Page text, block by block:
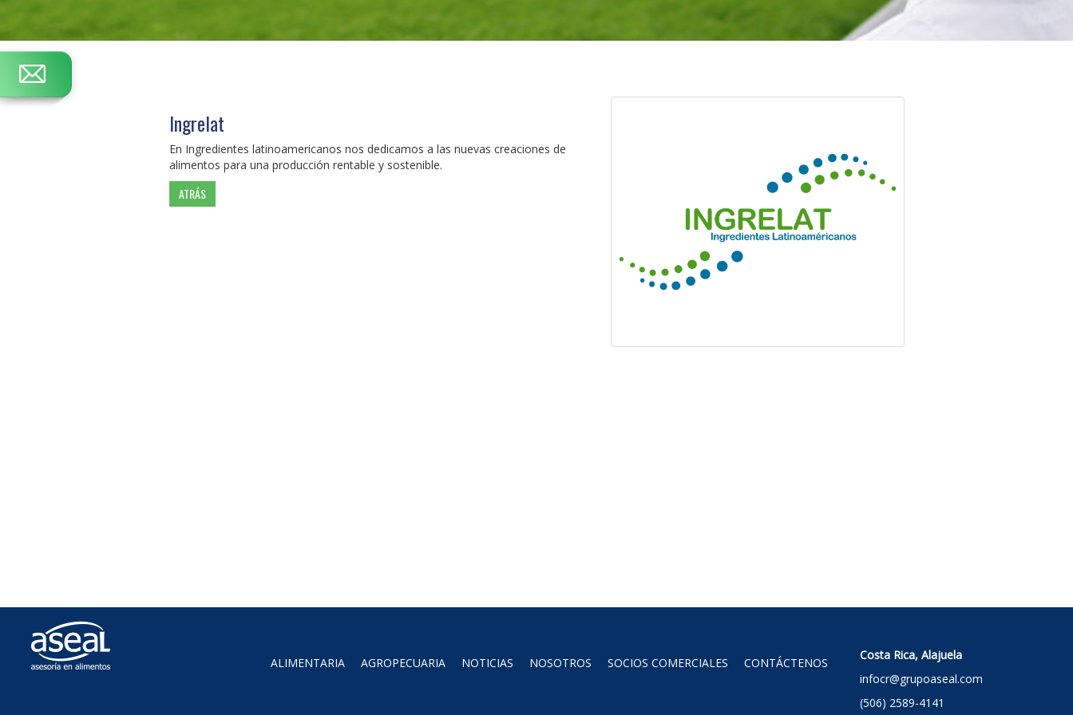
Ingrelat
En Ingredientes latinoamericanos nos dedicamos a las nuevas creaciones de
alimentos para una producción rentable y sostenible.
ATRÁS
ALIMENTARIA AGROPECUARIA NOTICIAS NOSOTROS SOCIOS COMERCIALES CONTÁCTENOS
Costa Rica, Alajuela
infocr@grupoaseal.com
(506) 2589-4141